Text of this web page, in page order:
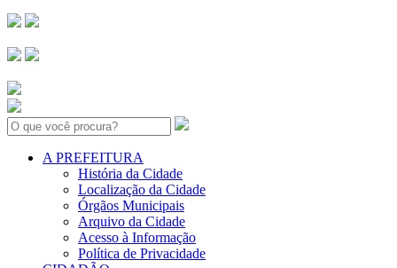
Search:
A PREFEITURA
História da Cidade
Localização da Cidade
Órgãos Municipais
Arquivo da Cidade
Acesso à Informação
Política de Privacidade